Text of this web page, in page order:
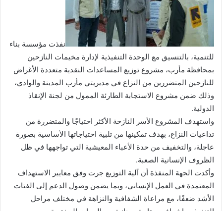
نفذت مؤسسة بناء
للتنمية، بالتنسيق مع الوحدة التنفيذية لإدارة مخيمات النازحين
بمحافظة مأرب، مشروع توزيع المساعدات النقدية متعددة الأغراض
للنازحين المتضررين من النزاع في مديريتي مأرب المدينة والوادي،
وذلك ضمن مشروع الاستجابة الطارئة الممول من لجنة الإنقاذ
الدولية.
واستهدف المشروع الأسر النازحة الأكثر احتياجًا والمتضررة من
تداعيات النزاع، بهدف تمكينها من تلبية احتياجاتها الأساسية بصورة
عاجلة، والتخفيف من حدة الأعباء المعيشية التي تواجهها في ظل
الظروف الإنسانية الصعبة.
وأكدت الجهة المنفذة أن آلية التوزيع جرت وفق معايير الاستهداف
المعتمدة في العمل الإنساني، وبما يضمن وصول الدعم إلى الفئات
الأشد ضعفًا، مع مراعاة الشفافية والنزاهة في مختلف مراحل